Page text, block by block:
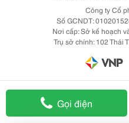
Gọi điện
Công ty Cổ
Số GCNDT:
Nơi cấp: Sở kế hoạch
Trụ sở chính: 102 Thái